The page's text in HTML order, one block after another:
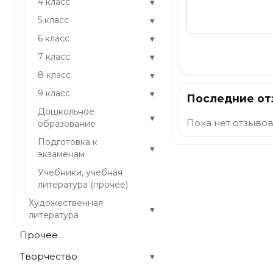
5 класс ▾
6 класс ▾
7 класс ▾
8 класс ▾
9 класс ▾
Дошкольное
образование
▾
Подготовка к
экзаменам
▾
Учебники, учебная
литература (прочее)
Художественная
литература
▾
Прочее
Творчество
▾
Последние
Пока нет